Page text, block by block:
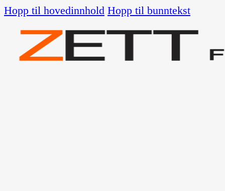
Hopp til hovedinnhold Hopp til bunntekst